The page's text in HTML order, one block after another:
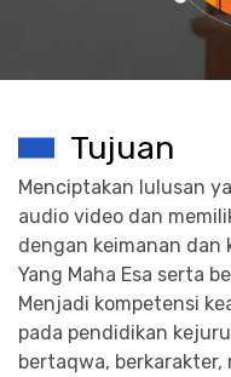
Tujuan
Menciptakan lulusan
audio video dan
dengan keimanan dan
Yang Maha Esa serta
Menjadi kompetensi
pada pendidikan
bertaqwa,